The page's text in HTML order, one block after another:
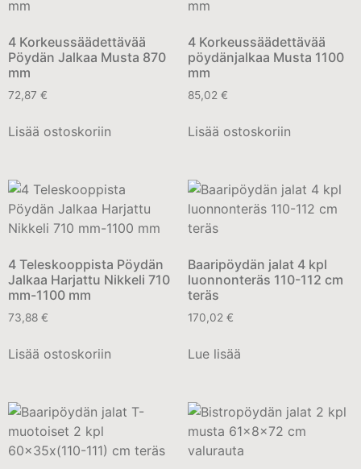
4 Korkeussäädettävää
Pöydän Jalkaa Musta 870
mm
72,87 €
Lisää ostoskoriin
4 Korkeussäädettävää
pöydänjalkaa Musta 1100
mm
85,02 €
Lisää ostoskoriin
4 Teleskooppista Pöydän
Jalkaa Harjattu Nikkeli 710
mm-1100 mm
73,88 €
Lisää ostoskoriin
Baaripöydän jalat 4 kpl
luonnonteräs 110-112 cm
teräs
170,02 €
Lue lisää